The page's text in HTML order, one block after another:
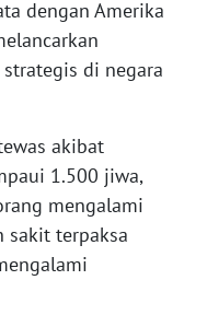
dengan Amerika
di negara
akibat
1.500 jiwa,
mengalami
sakit terpaksa